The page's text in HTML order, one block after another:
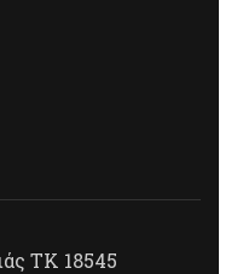
ΤΚ 18545